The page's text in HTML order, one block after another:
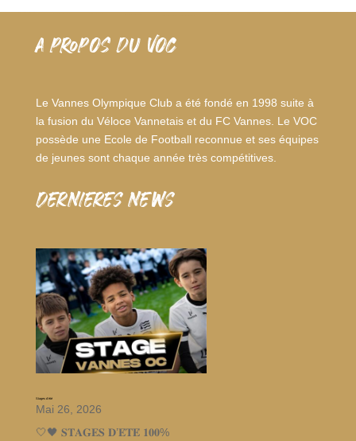
A PROPOS DU VOC
Le Vannes Olympique Club a été fondé en 1998 suite à
la fusion du Véloce Vannetais et du FC Vannes. Le VOC
possède une Ecole de Football reconnue et ses équipes
de jeunes sont chaque année très compétitives.
dernieres news
Stages d’été
Mai 26, 2026
🤍🖤 𝐒𝐓𝐀𝐆𝐄𝐒 𝐃’𝐄́𝐓𝐄́ 𝟏𝟎𝟎%